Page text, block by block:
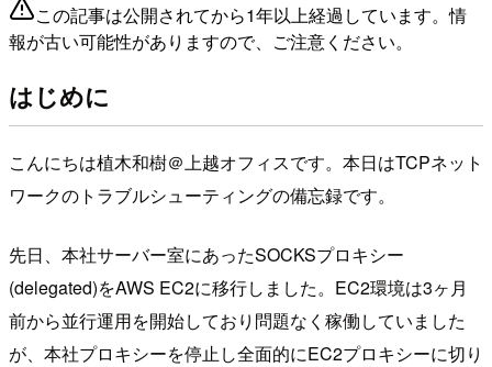
この記事は公開されてから1年以上経過しています。情
報が古い可能性がありますので、ご注意ください。
はじめに
こんにちは植木和樹＠上越オフィスです。本日はTCPネット
ワークのトラブルシューティングの備忘録です。
先日、本社サーバー室にあったSOCKSプロキシー
(delegated)をAWS EC2に移行しました。EC2環境は3ヶ月
前から並行運用を開始しており問題なく稼働していました
が、本社プロキシーを停止し全面的にEC2プロキシーに切り